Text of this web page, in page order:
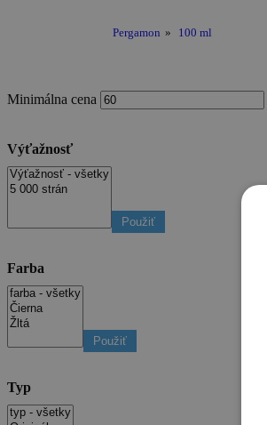
Pergamon » 100 ml
Minimálna cena
Výťažnosť
Použiť
Farba
Použiť
Typ